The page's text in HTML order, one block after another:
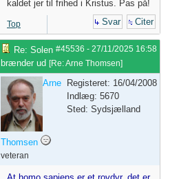
kaldet jer til frihed i Kristus. Pas på!
Top Svar Citer
#45536 - 27/11/2025 16:58
Re: Solen
brænder ud [Re: Arne Thomsen]
Arne
Thomsen
veteran
Registeret: 16/04/2008
Indlæg: 5670
Sted: Sydsjælland